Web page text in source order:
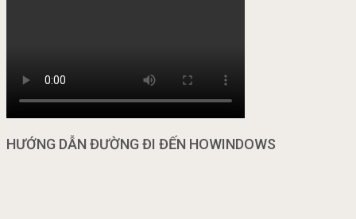
HƯỚNG DẪN ĐƯỜNG ĐI ĐẾN HOWINDOWS